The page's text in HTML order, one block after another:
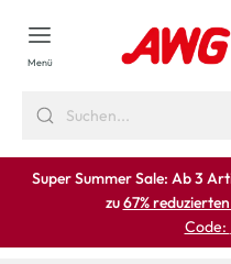
springen
Menü
Super Summer Sale: Ab 3
zu67%
Code: